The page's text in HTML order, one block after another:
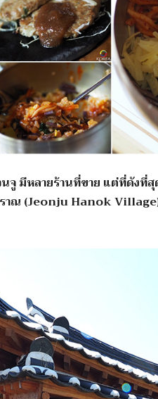
นจู มีหลายร้านที่ขาย แต่ที่ดังที่
าณ (Jeonju Hanok Village)